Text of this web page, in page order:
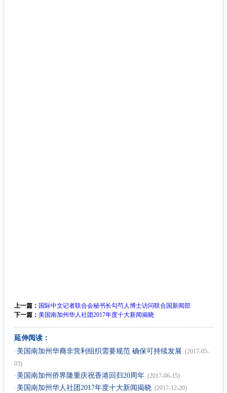
上一篇： 国际中文记者联合会秘书长勾芍人博士访问联合国新闻部
下一篇： 美国南加州华人社团2017年度十大新闻揭晓
延伸阅读：
· 美国南加州华裔非营利组织需要规范 确保可持续发展 (2017-05-
03)
· 美国南加州侨界隆重庆祝香港回归20周年 (2017-06-15)
· 美国南加州华人社团2017年度十大新闻揭晓 (2017-12-20)